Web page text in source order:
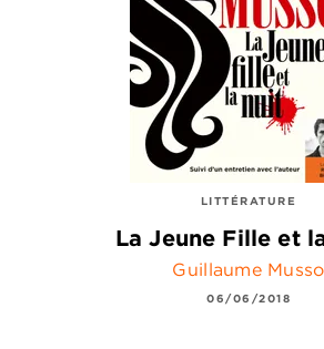
LITTÉRATURE
La Jeune Fille et
Guillaume Musso
06/06/2018